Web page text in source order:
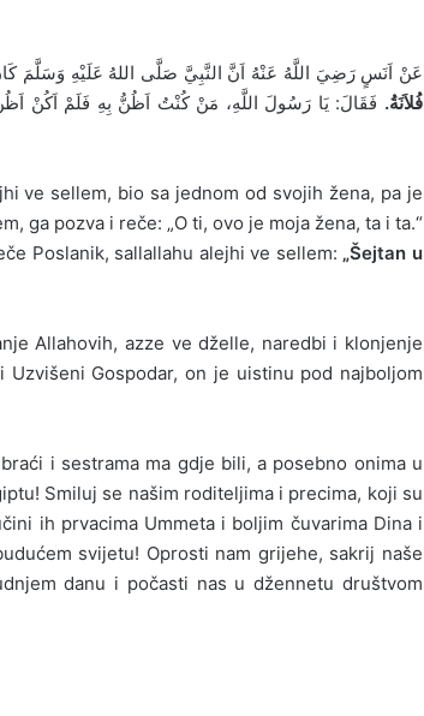
عَنْ اَنَسٍ رَضِيَ اللَّهُ عَنْهُ اَنَّ النَّبِيَّ صَلَّى اللهُ عَلَيْهِ وَسَلَّمَ
فُلاَنَةُ.‏ ‏فَقَالَ: يَا رَسُولَ اللَّهِ، مَنْ كُنْتُ اَظُنُّ بِهِ فَلَمْ اَكُنْ
ve sellem, bio sa jednom od svojih žena, pa je
ga pozva i reče: „O ti, ovo je moja žena, ta i ta.“
Poslanik, sallallahu alejhi ve sellem: „Šejtan u
Allahovih, azze ve dželle, naredbi i klonjenje
Gospodar, on je uistinu pod najboljom
i sestrama ma gdje bili, a posebno onima u
Smiluj se našim roditeljima i precima, koji su
ih prvacima Ummeta i boljim čuvarima Dina i
svijetu! Oprosti nam grijehe, sakrij naše
danu i počasti nas u džennetu društvom